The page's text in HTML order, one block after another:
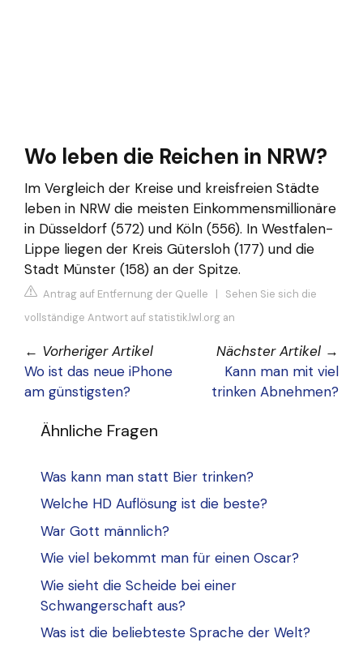
Wo leben die Reichen in NRW?
Im Vergleich der Kreise und kreisfreien Städte
leben in NRW die meisten Einkommensmillionäre
in Düsseldorf (572) und Köln (556). In Westfalen-
Lippe liegen der Kreis Gütersloh (177) und die
Stadt Münster (158) an der Spitze.
Antrag auf Entfernung der Quelle | Sehen Sie sich die
vollständige Antwort auf statistik.lwl.org an
← Vorheriger Artikel
Wo ist das neue iPhone
am günstigsten?
Nächster Artikel →
Kann man mit viel
trinken Abnehmen?
Ähnliche Fragen
Was kann man statt Bier trinken?
Welche HD Auflösung ist die beste?
War Gott männlich?
Wie viel bekommt man für einen Oscar?
Wie sieht die Scheide bei einer
Schwangerschaft aus?
Was ist die beliebteste Sprache der Welt?